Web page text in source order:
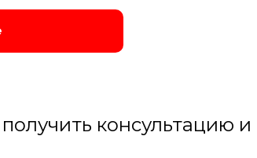
консультацию и